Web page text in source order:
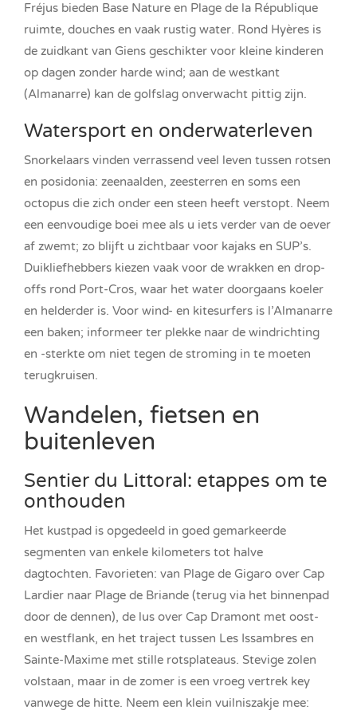
Fréjus bieden Base Nature en Plage de la République
ruimte, douches en vaak rustig water. Rond Hyères is
de zuidkant van Giens geschikter voor kleine kinderen
op dagen zonder harde wind; aan de westkant
(Almanarre) kan de golfslag onverwacht pittig zijn.
Watersport en onderwaterleven
Snorkelaars vinden verrassend veel leven tussen rotsen
en posidonia: zeenaalden, zeesterren en soms een
octopus die zich onder een steen heeft verstopt. Neem
een eenvoudige boei mee als u iets verder van de oever
af zwemt; zo blijft u zichtbaar voor kajaks en SUP’s.
Duikliefhebbers kiezen vaak voor de wrakken en drop-
offs rond Port-Cros, waar het water doorgaans koeler
en helderder is. Voor wind- en kitesurfers is l’Almanarre
een baken; informeer ter plekke naar de windrichting
en -sterkte om niet tegen de stroming in te moeten
terugkruisen.
Wandelen, fietsen en
buitenleven
Sentier du Littoral: etappes om te
onthouden
Het kustpad is opgedeeld in goed gemarkeerde
segmenten van enkele kilometers tot halve
dagtochten. Favorieten: van Plage de Gigaro over Cap
Lardier naar Plage de Briande (terug via het binnenpad
door de dennen), de lus over Cap Dramont met oost-
en westflank, en het traject tussen Les Issambres en
Sainte-Maxime met stille rotsplateaus. Stevige zolen
volstaan, maar in de zomer is een vroeg vertrek key
vanwege de hitte. Neem een klein vuilniszakje mee: